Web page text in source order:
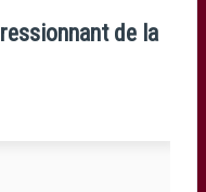
de la